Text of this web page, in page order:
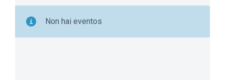
Non hai eventos